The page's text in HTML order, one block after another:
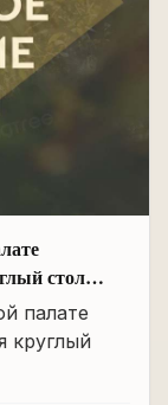
стол
палате
круглый